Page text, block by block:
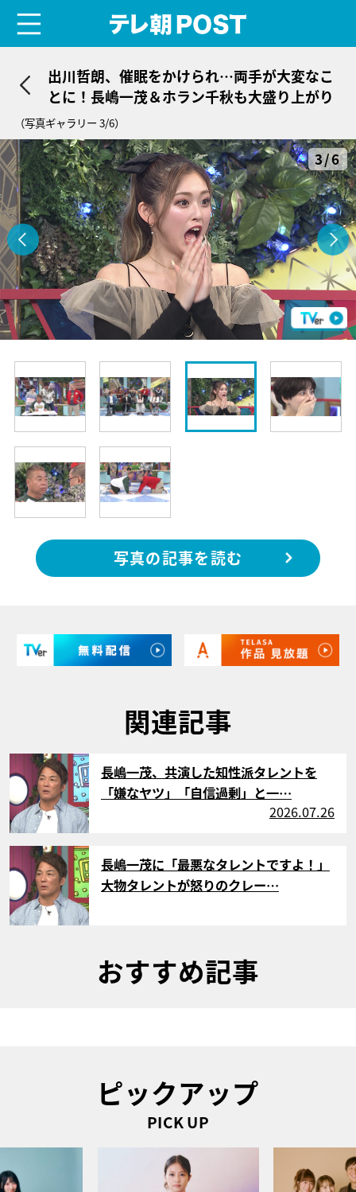
出川哲朗、催眠をかけられ…両手が大変なこ
とに！長嶋一茂＆ホラン千秋も大盛り上がり
（写真ギャラリー 3/6）
3/6
写真の記事を読む
関連記事
サムネイル
長嶋一茂、共演した知性派タレントを
「嫌なヤツ」「自信過剰」と一…
2026.07.26
サムネイル
長嶋一茂に「最悪なタレントですよ！」
大物タレントが怒りのクレー…
おすすめ記事
ピックアップ
PICK UP